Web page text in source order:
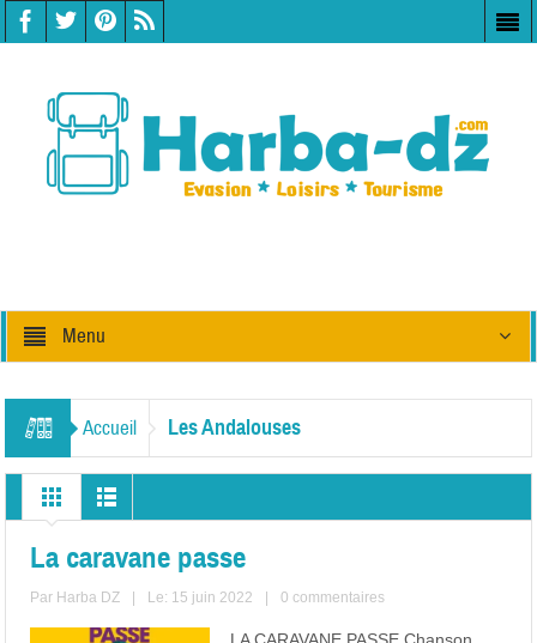
Menu
Accueil Les Andalouses
La caravane passe
Par Harba DZ Le: 15 juin 2022 0 commentaires